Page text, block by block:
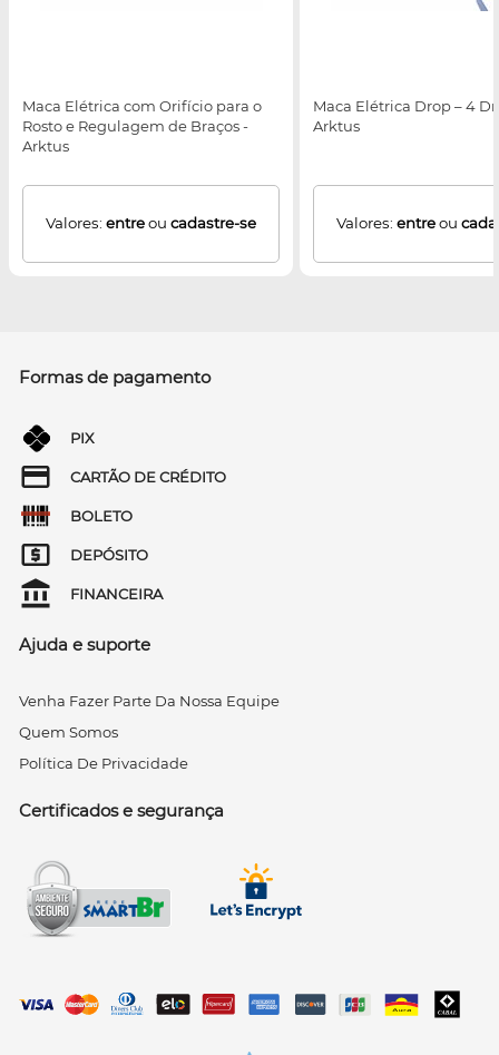
Maca Elétrica com Orifício para o
Rosto e Regulagem de Braços -
Arktus
Valores: entreou cadastre-se
Maca Elétrica Drop – 4
Arktus
Valores: entreou
Formas de pagamento
PIX
CARTÃO DE CRÉDITO
BOLETO
DEPÓSITO
FINANCEIRA
Ajuda e suporte
Venha Fazer Parte Da Nossa Equipe
Quem Somos
Política De Privacidade
Certificados e segurança